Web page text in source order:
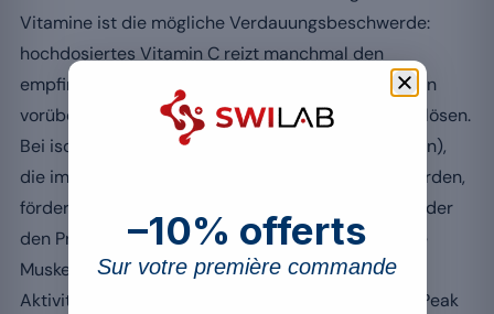
Vitamine ist die mögliche Verdauungsbeschwerde:
hochdosiertes Vitamin C reizt manchmal den
empfindlichen Magen, und Niacin (Vitamin B3) kann
vorübergehende vasomotorische Hitzeschübe auslösen.
Bei isolierten Aminosäuren (BCAA, Leucin, Glutamin),
die im Rahmen der Sporternährung konsumiert werden,
fördert der leere Magen einen schnellen Blutpeak, der
den Proteinstoffwechsel rascher stimuliert und die
Muskelregeneration nach intensiver körperlicher
Aktivität unterstützt. Nach einer Mahlzeit tritt der Peak
–10% offerts
Sur votre première commande